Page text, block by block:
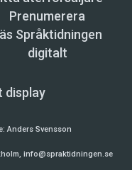
Prenumerera
Språktidningen
digitalt
Anders Svensson
info@spraktidningen.se